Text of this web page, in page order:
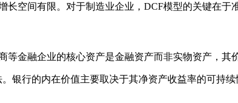
空间有限。对于制造业企业，DCF模型的关键在于
金融企业的核心资产是金融资产而非实物资产，其
银行的内在价值主要取决于其净资产收益率的可持